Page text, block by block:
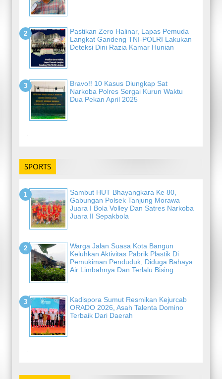
Pastikan Zero Halinar, Lapas Pemuda
Langkat Gandeng TNI-POLRI Lakukan
Deteksi Dini Razia Kamar Hunian
Bravo!! 10 Kasus Diungkap Sat
Narkoba Polres Sergai Kurun Waktu
Dua Pekan April 2025
-
SPORTS
Sambut HUT Bhayangkara Ke 80,
Gabungan Polsek Tanjung Morawa
Juara I Bola Volley Dan Satres Narkoba
Juara II Sepakbola
Warga Jalan Suasa Kota Bangun
Keluhkan Aktivitas Pabrik Plastik Di
Pemukiman Penduduk, Diduga Bahaya
Air Limbahnya Dan Terlalu Bising
Kadispora Sumut Resmikan Kejurcab
ORADO 2026, Asah Talenta Domino
Terbaik Dari Daerah
-